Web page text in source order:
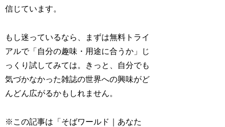
信じています。
もし迷っているなら、まずは無料トライ
アルで「自分の趣味・用途に合うか」じ
っくり試してみては。きっと、自分でも
気づかなかった雑誌の世界への興味がど
んどん広がるかもしれません。
※この記事は「そばワールド｜あなた